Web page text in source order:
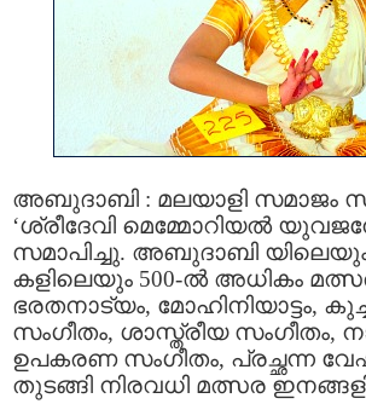
അബുദാബി : മലയാളി സമാജം
‘ശ്രീദേവി മെമ്മോറിയല്‍
സമാപിച്ചു. അബുദാബി യിലെയും
കളിലെയും 500-ല്‍ അധികം
ഭരതനാട്യം, മോഹിനിയാട്ടം,
സംഗീതം, ശാസ്ത്രീയ സംഗീതം,
ഉപകരണ സംഗീതം, പ്രച്ഛന്ന
തുടങ്ങി നിരവധി മത്സര